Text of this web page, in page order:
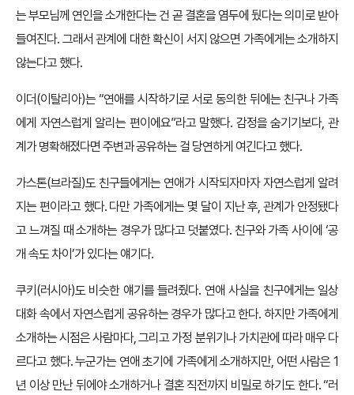
는 부모님께 연인을 소개한다는 건 곧 결혼을 염두에 뒀다는 의미로 받아
들여진다. 그래서 관계에 대한 확신이 서지 않으면 가족에게는 소개하지
않는다고 했다.
이더(이탈리아)는 “연애를 시작하기로 서로 동의한 뒤에는 친구나 가족
에게 자연스럽게 알리는 편이에요”라고 말했다. 감정을 숨기기보다, 관
계가 명확해졌다면 주변과 공유하는 걸 당연하게 여긴다고 했다.
가스톤(브라질)도 친구들에게는 연애가 시작되자마자 자연스럽게 알려
지는 편이라고 했다. 다만 가족에게는 몇 달이 지난 후, 관계가 안정됐다
고 느껴질 때 소개하는 경우가 많다고 덧붙였다. 친구와 가족 사이에 ‘공
개 속도 차이’가 있다는 얘기다.
쿠키(러시아)도 비슷한 얘기를 들려줬다. 연애 사실을 친구에게는 일상
대화 속에서 자연스럽게 공유하는 경우가 많다고 한다. 하지만 가족에게
소개하는 시점은 사람마다, 그리고 가정 분위기나 가치관에 따라 매우 다
르다고 했다. 누군가는 연애 초기에 가족에게 소개하지만, 어떤 사람은 1
년 이상 만난 뒤에야 소개하거나 결혼 직전까지 비밀로 하기도 한다. “러